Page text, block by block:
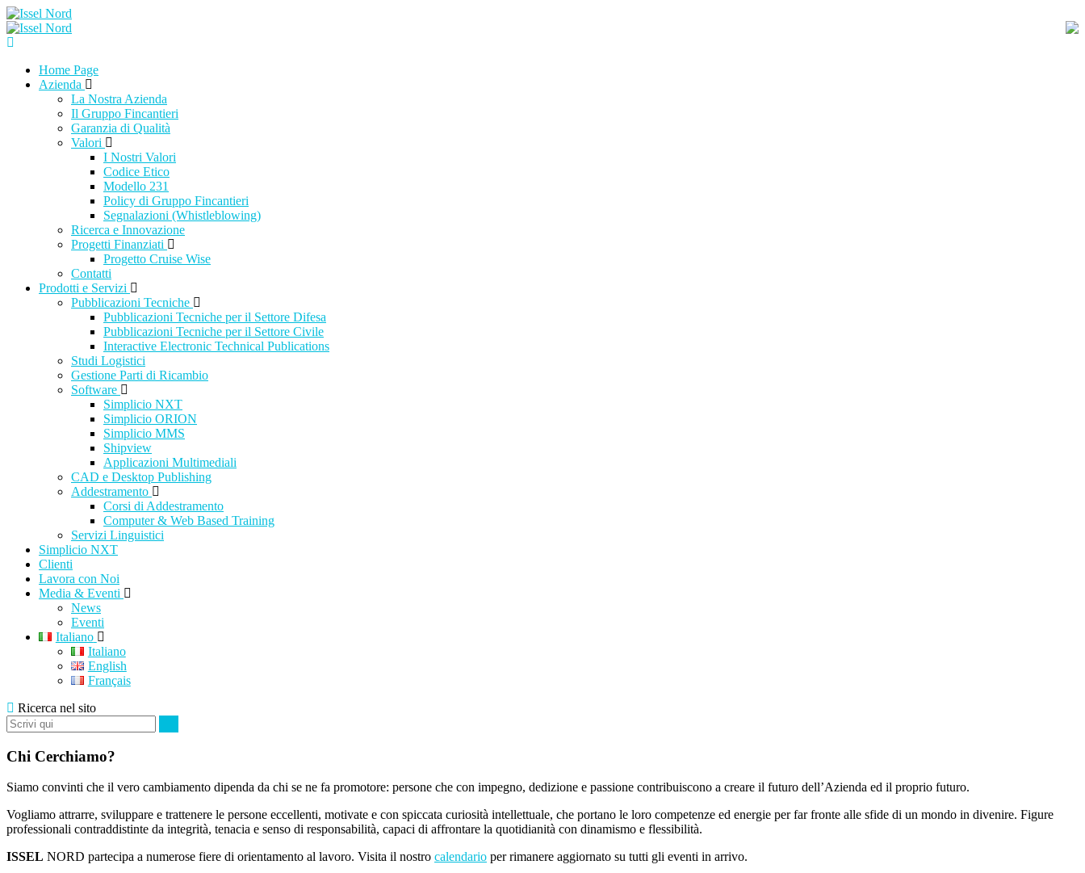
Salta
al
contenuto
Home Page
Azienda
La Nostra Azienda
Il Gruppo Fincantieri
Garanzia di Qualità
Valori
I Nostri Valori
Codice Etico
Modello 231
Policy di Gruppo Fincantieri
Segnalazioni (Whistleblowing)
Ricerca e Innovazione
Progetti Finanziati
Progetto Cruise Wise
Contatti
Prodotti e Servizi
Pubblicazioni Tecniche
Pubblicazioni Tecniche per il Settore Difesa
Pubblicazioni Tecniche per il Settore Civile
Interactive Electronic Technical Publications
Studi Logistici
Gestione Parti di Ricambio
Software
Simplicio NXT
Simplicio ORION
Simplicio MMS
Shipview
Applicazioni Multimediali
CAD e Desktop Publishing
Addestramento
Corsi di Addestramento
Computer & Web Based Training
Servizi Linguistici
Simplicio NXT
Clienti
Lavora con Noi
Media & Eventi
News
Eventi
Italiano
Italiano
English
Français
Ricerca nel sito
Cerca:
Chi Cerchiamo?
Siamo convinti che il vero cambiamento dipenda da chi se ne fa promotore: persone che con impegno, dedizione e passione contribuiscono a creare il futuro dell’Azienda ed il proprio futuro.
Vogliamo attrarre, sviluppare e trattenere le persone eccellenti, motivate e con spiccata curiosità intellettuale, che portano le loro competenze ed energie per far fronte alle sfide di un mondo in divenire. Figure
professionali contraddistinte da integrità, tenacia e senso di responsabilità, capaci di affrontare la quotidianità con dinamismo e flessibilità.
ISSEL NORD partecipa a numerose fiere di orientamento al lavoro. Visita il nostro calendario per rimanere aggiornato su tutti gli eventi in arrivo.